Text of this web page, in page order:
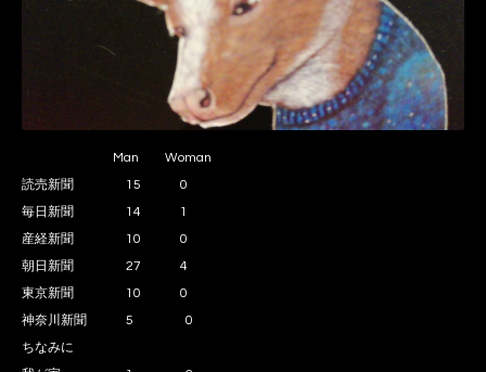
Man Woman
読売新聞 15 0
毎日新聞 14 1
産経新聞 10 0
朝日新聞 27 4
東京新聞 10 0
神奈川新聞 5 0
ちなみに